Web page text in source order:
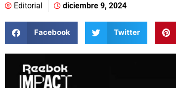
Editorial diciembre 9, 2024
Facebook Twitter